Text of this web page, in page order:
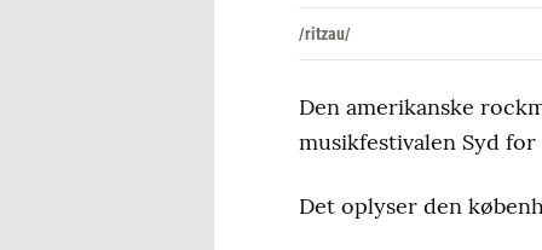
/ritzau/
Den amerikanske
musikfestivalen Syd for
Det oplyser den